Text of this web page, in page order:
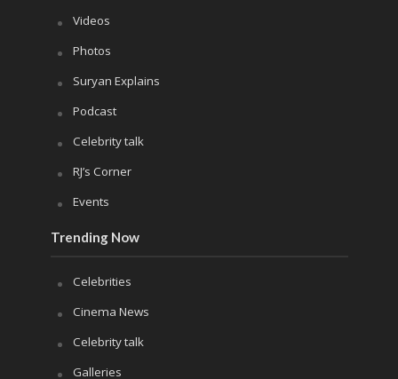
Videos
Photos
Suryan Explains
Podcast
Celebrity talk
RJ’s Corner
Events
Trending Now
Celebrities
Cinema News
Celebrity talk
Galleries